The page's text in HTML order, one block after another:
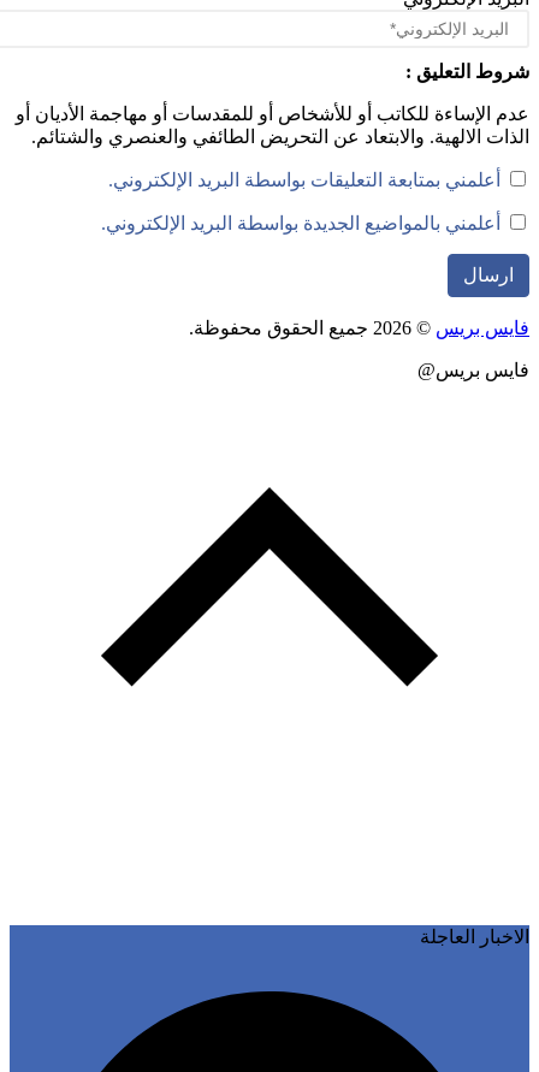
التعليق :
الإساءة للكاتب أو للأشخاص أو للمقدسات أو مهاجمة الأديان أو
الالهية. والابتعاد عن التحريض الطائفي والعنصري والشتائم.
أعلمني بمتابعة التعليقات بواسطة البريد الإلكتروني.
أعلمني بالمواضيع الجديدة بواسطة البريد الإلكتروني.
بريس © 2026 جميع الحقوق محفوظة.
بريس@
العاجلة